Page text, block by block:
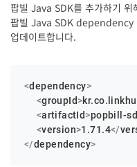
팝빌 Java SDK를 추가하기
팝빌 Java SDK dependency
업데이트합니다.
<dependency>
<groupId>
<artifactId>popbill-
<version>1.71.4</
</dependency>